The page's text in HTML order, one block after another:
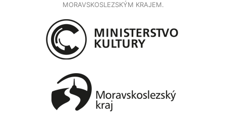
MORAVSKOSLEZSKÝM KRAJEM.